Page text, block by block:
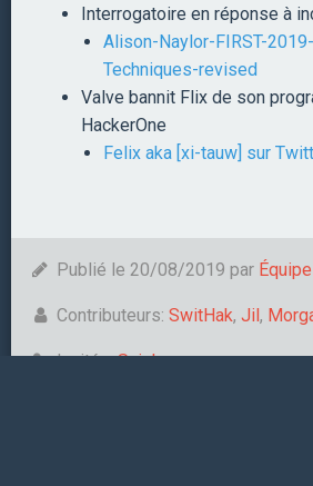
Interrogatoire en réponse à
Alison-Naylor-FIRST-
Techniques-revised
Valve bannit Flix de son
HackerOne
Felix aka [xi-tauw] sur
Publié le 20/08/2019 par
Contributeurs: SwitHak, Jil,
Invités:Snip'.